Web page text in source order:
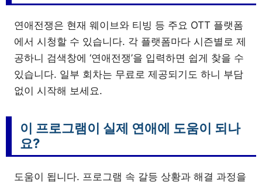
연애전쟁은 현재 웨이브와 티빙 등 주요 OTT 플랫폼
에서 시청할 수 있습니다. 각 플랫폼마다 시즌별로 제
공하니 검색창에 ‘연애전쟁’을 입력하면 쉽게 찾을 수
있습니다. 일부 회차는 무료로 제공되기도 하니 부담
없이 시작해 보세요.
이 프로그램이 실제 연애에 도움이 되나
요?
도움이 됩니다. 프로그램 속 갈등 상황과 해결 과정을